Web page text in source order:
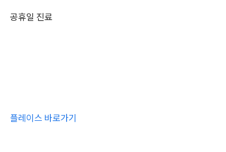
공휴일 진료
플레이스 바로가기